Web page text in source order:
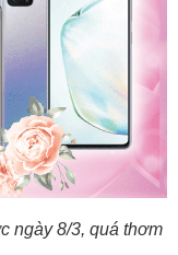
ngày 8/3, quá thơm